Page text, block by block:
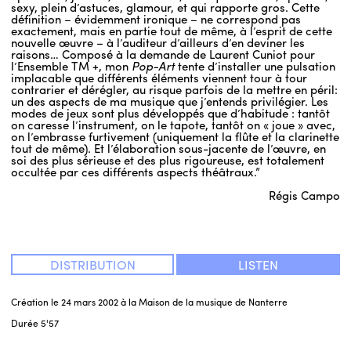
ENGLISH
NEWSLETTER
CONTACTS
AGENDA
Création le 24 mars 2002 à la Maison de la musique de Nanterre
Durée5'57
sexy, plein d’astuces, glamour, et qui rapporte gros. Cette
définition – évidemment ironique – ne correspond pas
exactement, mais en partie tout de même, à l’esprit de cette
nouvelle œuvre – à l’auditeur d’ailleurs d’en deviner les
raisons… Composé à la demande de Laurent Cuniot pour
l’Ensemble TM +, mon Pop-Arttente d’installer une pulsation
implacable que différents éléments viennent tour à tour
contrarier et dérégler, au risque parfois de la mettre en péril:
un des aspects de ma musique que j’entends privilégier. Les
modes de jeux sont plus développés que d’habitude : tantôt
on caresse l’instrument, on le tapote, tantôt on « joue » avec,
on l’embrasse furtivement (uniquement la flûte et la clarinette
tout de même). Et l’élaboration sous-jacente de l’œuvre, en
soi des plus sérieuse et des plus rigoureuse, est totalement
occultée par ces différents aspects théâtraux.”
Régis Campo
DISTRIBUTION LISTEN